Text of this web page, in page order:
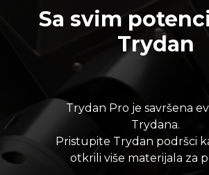
Sa svim
Trydan
Trydan Pro je savršena
Trydana.
Pristupite Trydan podršci
otkrili više materijala za